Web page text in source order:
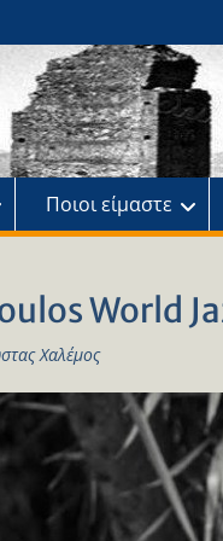
Ποιοι είμαστε
World
Χαλέμος